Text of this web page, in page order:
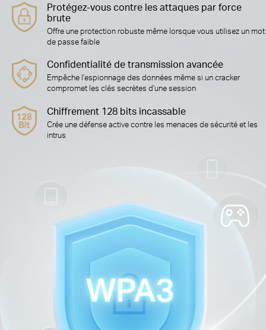
Protégez-vous contre les attaques par force
brute
Offre une protection robuste même lorsque vous utilisez un mot
de passe faible
Confidentialité de transmission avancée
Empêche l'espionnage des données même si un cracker
compromet les clés secrètes d'une session
Chiffrement 128 bits incassable
Crée une défense active contre les menaces de sécurité et les
intrus